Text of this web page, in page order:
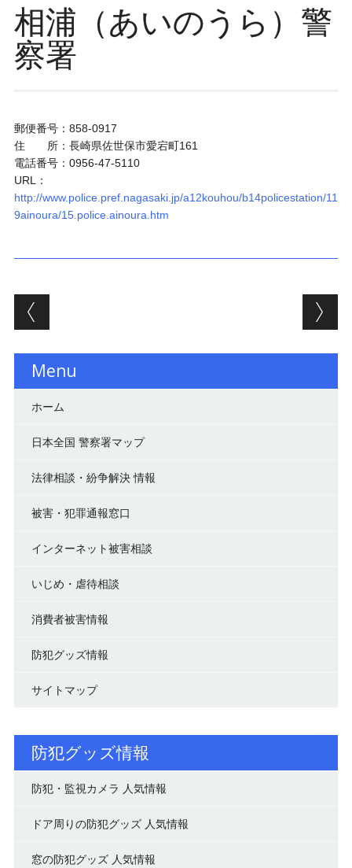
相浦（あいのうら）警
察署
郵便番号：858-0917
住 所：長崎県佐世保市愛宕町161
電話番号：0956-47-5110
URL：
http://www.police.pref.nagasaki.jp/a12kouhou/b14policestation/11
9ainoura/15.police.ainoura.htm
投稿ナビゲーション
Menu
ホーム
日本全国 警察署マップ
法律相談・紛争解決 情報
被害・犯罪通報窓口
インターネット被害相談
いじめ・虐待相談
消費者被害情報
防犯グッズ情報
サイトマップ
防犯グッズ情報
防犯・監視カメラ 人気情報
ドア周りの防犯グッズ 人気情報
窓の防犯グッズ 人気情報